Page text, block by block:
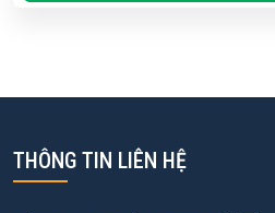
THÔNG TIN LIÊN HỆ